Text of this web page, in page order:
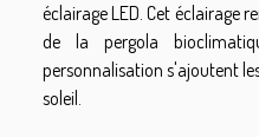
éclairage LED. Cet éclairage
de la pergola
personnalisation s'ajoutent
soleil.